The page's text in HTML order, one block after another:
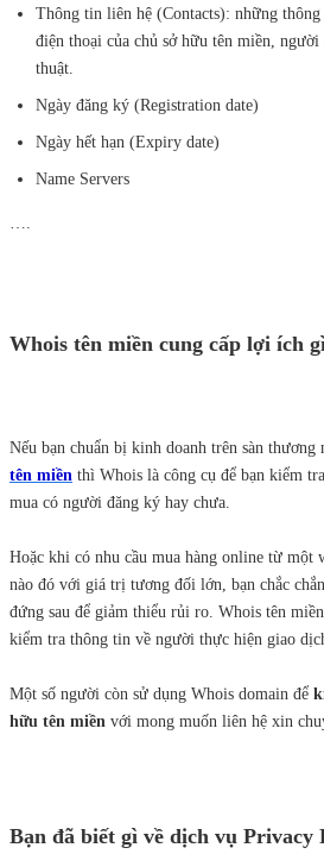
Thông tin liên hệ (Contacts): những
điện thoại của chủ sở hữu tên miền,
thuật.
Ngày đăng ký (Registration date)
Ngày hết hạn (Expiry date)
Name Servers
….
Whois tên miền cung cấp lợi ích
Nếu bạn chuẩn bị kinh doanh trên sàn
tên miền thì Whois là công cụ để bạn kiểm
mua có người đăng ký hay chưa.
Hoặc khi có nhu cầu mua hàng online từ một
nào đó với giá trị tương đối lớn, bạn chắc
đứng sau để giảm thiểu rủi ro. Whois tên
kiểm tra thông tin về người thực hiện giao
Một số người còn sử dụng Whois domain để
hữu tên miền với mong muốn liên hệ xin
Bạn đã biết gì về dịch vụ Privacy